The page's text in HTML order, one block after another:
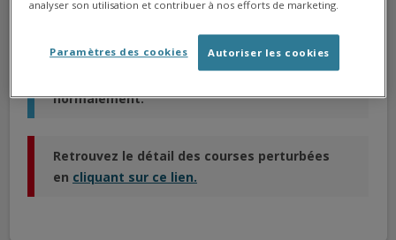
99,6% des courses sont assurées
normalement.
Retrouvez le détail des courses perturbées
en cliquant sur ce lien.
analyser son utilisation et contribuer à nos efforts de marketing.
Autoriser les cookies
Paramètres des cookies